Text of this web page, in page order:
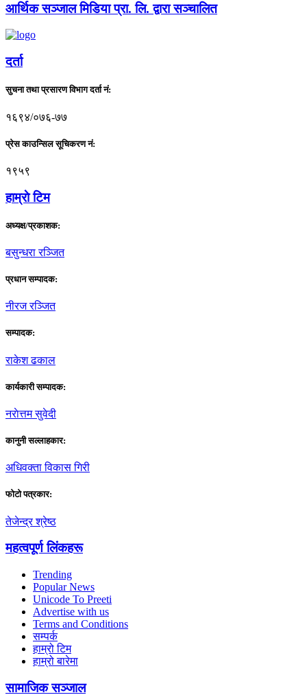
आर्थिक सञ्जाल मिडिया प्रा. लि. द्वारा सञ्चालित
दर्ता
सुचना तथा प्रसारण विभाग दर्ता नं:
१६९४/०७६-७७
प्रेस काउन्सिल सूचिकरण नं:
१९५९
हाम्राे टिम
अध्यक्ष/प्रकाशक:
बसुन्धरा रञ्जित
प्रधान सम्पादक:
नीरज रञ्जित
सम्पादक:
राकेश ढकाल
कार्यकारी सम्पादक:
नराेत्तम सुवेदी
कानुनी सल्लाहकार:
अधिवक्ता विकास गिरी
फाेटाे पत्रकार:
तेजेन्द्र श्रेष्ठ
महत्वपूर्ण लिंकहरू
Trending
Popular News
Unicode To Preeti
Advertise with us
Terms and Conditions
सम्पर्क
हाम्रो टिम
हाम्रो बारेमा
सामाजिक सञ्जाल